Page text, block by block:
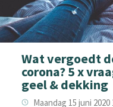
Wat vergoedt
corona? 5 x
geel & dekking
Maandag 15 juni 2020